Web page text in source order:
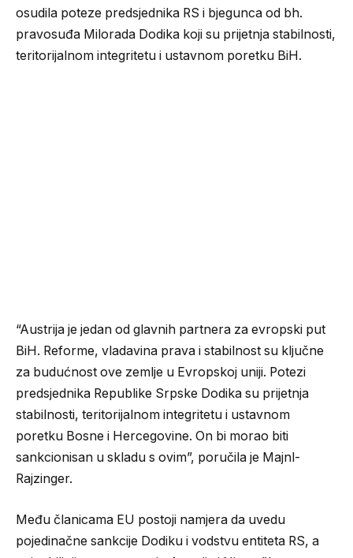
osudila poteze predsjednika RS i bjegunca od bh.
pravosuđa Milorada Dodika koji su prijetnja stabilnosti,
teritorijalnom integritetu i ustavnom poretku BiH.
“Austrija je jedan od glavnih partnera za evropski put
BiH. Reforme, vladavina prava i stabilnost su ključne
za budućnost ove zemlje u Evropskoj uniji. Potezi
predsjednika Republike Srpske Dodika su prijetnja
stabilnosti, teritorijalnom integritetu i ustavnom
poretku Bosne i Hercegovine. On bi morao biti
sankcionisan u skladu s ovim”, poručila je Majnl-
Rajzinger.
Među članicama EU postoji namjera da uvedu
pojedinačne sankcije Dodiku i vodstvu entiteta RS, a